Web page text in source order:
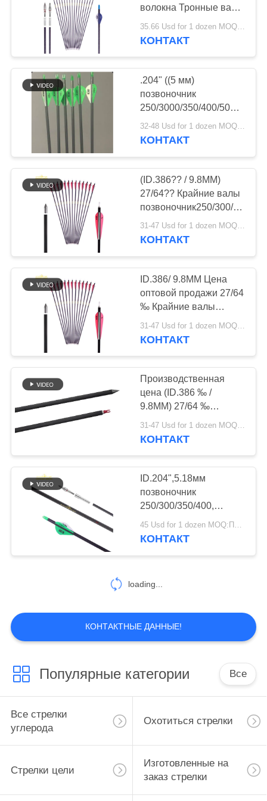
волокна Тронные валы
(Spine
250/300/350/400/500/600/
35.66 Usd for 1 dozen MOQ:Перед использованием убедитесь, что товар находится в хорошем состоянии. Не используйте, если есть к
КОНТАКТ
.204" ((5 мм)
позвоночник
250/3000/350/400/500
Убийца Малый
диаметр охотничьи
32-48 Usd for 1 dozen MOQ:Перед использованием убедитесь, что товар находится в хорошем состоянии. Не используйте, если есть к
КОНТАКТ
(ID.386?? / 9.8MM)
27/64?? Крайние валы
позвоночник250/300/350
прямота.003-.001?? 3d
и внутренние лас-веги
31-47 Usd for 1 dozen MOQ:Перед использованием убедитесь, что товар находится в хорошем состоянии. Не используйте, если есть к
КОНТАКТ
ID.386/ 9.8MM Цена
оптовой продажи 27/64
‰ Крайние валы
Spine250/300/350 3d и
внутренние лас веги
КОНТАКТ
Производственная
цена (ID.386 ‰ /
9.8MM) 27/64 ‰
Крайние валы
Spine250 / 300 / 350 3d
31-47 Usd for 1 dozen MOQ:Перед использованием убедитесь, что товар находится в хорошем состоянии. Не используйте, если есть к
КОНТАКТ
ID.204",5.18мм
позвоночник
250/300/350/400,
прямота.001-.003 ",32"
проникновение Ультра
45 Usd for 1 dozen MOQ:Перед использованием убедитесь, что товар находится в хорошем состоянии. Не используйте, если есть к
КОНТАКТ
loading...
КОНТАКТНЫЕ ДАННЫЕ!
Популярные категории Все
Все стрелки
углерода
Охотиться стрелки
Стрелки цели
Изготовленные на
заказ стрелки